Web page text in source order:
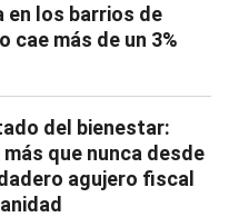
en los barrios de
cae más de un 3%
del bienestar:
que nunca desde
agujero fiscal